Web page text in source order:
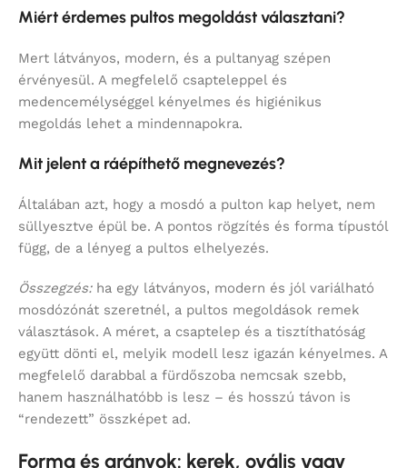
Miért érdemes pultos megoldást választani?
Mert látványos, modern, és a pultanyag szépen
érvényesül. A megfelelő csapteleppel és
medencemélységgel kényelmes és higiénikus
megoldás lehet a mindennapokra.
Mit jelent a ráépíthető megnevezés?
Általában azt, hogy a mosdó a pulton kap helyet, nem
süllyesztve épül be. A pontos rögzítés és forma típustól
függ, de a lényeg a pultos elhelyezés.
Összegzés:ha egy látványos, modern és jól variálható
mosdózónát szeretnél, a pultos megoldások remek
választások. A méret, a csaptelep és a tisztíthatóság
együtt dönti el, melyik modell lesz igazán kényelmes. A
megfelelő darabbal a fürdőszoba nemcsak szebb,
hanem használhatóbb is lesz – és hosszú távon is
“rendezett” összképet ad.
Forma és arányok: kerek, ovális vagy